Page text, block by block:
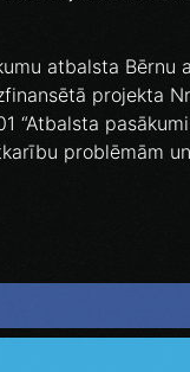
atbalsta Bērnu
projekta
“Atbalsta
problēmām